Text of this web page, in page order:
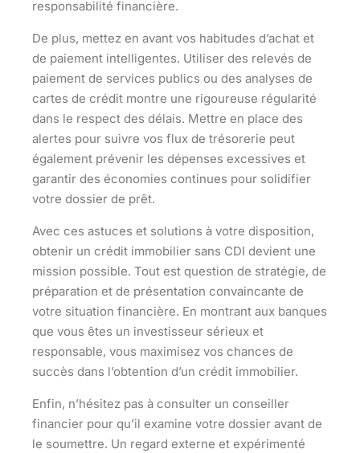
responsabilité financière.
De plus, mettez en avant vos habitudes d’achat et
de paiement intelligentes. Utiliser des relevés de
paiement de services publics ou des analyses de
cartes de crédit montre une rigoureuse régularité
dans le respect des délais. Mettre en place des
alertes pour suivre vos flux de trésorerie peut
également prévenir les dépenses excessives et
garantir des économies continues pour solidifier
votre dossier de prêt.
Avec ces astuces et solutions à votre disposition,
obtenir un crédit immobilier sans CDI devient une
mission possible. Tout est question de stratégie, de
préparation et de présentation convaincante de
votre situation financière. En montrant aux banques
que vous êtes un investisseur sérieux et
responsable, vous maximisez vos chances de
succès dans l’obtention d’un crédit immobilier.
Enfin, n’hésitez pas à consulter un conseiller
financier pour qu’il examine votre dossier avant de
le soumettre. Un regard externe et expérimenté